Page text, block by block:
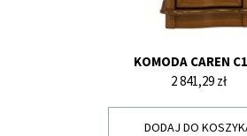
KOMODA CAREN
Cena
2 841,29 zł
DODAJ DO